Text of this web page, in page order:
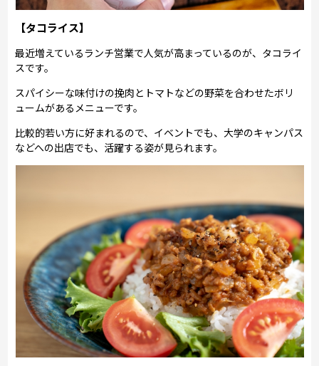
【タコライス】
最近増えているランチ営業で人気が高まっているのが、タコライ
スです。
スパイシーな味付けの挽肉とトマトなどの野菜を合わせたボリ
ュームがあるメニューです。
比較的若い方に好まれるので、イベントでも、大学のキャンパス
などへの出店でも、活躍する姿が見られます。